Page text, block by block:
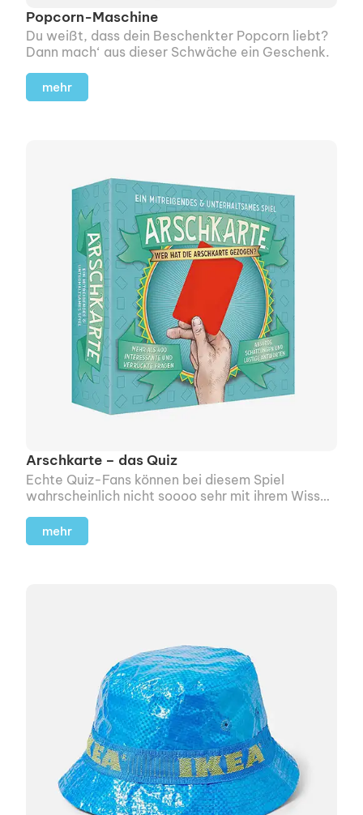
Popcorn-Maschine
Du weißt, dass dein Beschenkter Popcorn liebt?
Dann mach‘ aus dieser Schwäche ein Geschenk.
mehr
Arschkarte – das Quiz
Echte Quiz-Fans können bei diesem Spiel
wahrscheinlich nicht soooo sehr mit ihrem Wissen
mehr